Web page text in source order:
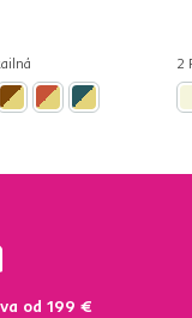
2
od 199 €